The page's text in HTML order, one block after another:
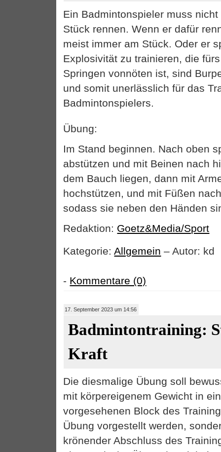
Ein Badmintonspieler muss
Stück rennen. Wenn er dafür
meist immer am Stück. Oder er
Explosivität zu trainieren, die
Springen vonnöten ist, sind
und somit unerlässlich für das
Badmintonspielers.
Übung:
Im Stand beginnen. Nach oben
abstützen und mit Beinen nach
dem Bauch liegen, dann mit
hochstützen, und mit Füßen
sodass sie neben den Händen
Redaktion: Goetz&Media/Sport
Kategorie:Allgemein – Autor: kd
- Kommentare (0)
17. September 2023 um 14:56
Badmintontraining:
Kraft
Die diesmalige Übung soll
mit körpereigenem Gewicht in
vorgesehenen Block des
Übung vorgestellt werden,
krönender Abschluss des